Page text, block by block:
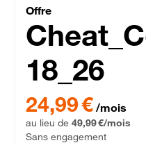
Offre
18_26
24,99 € /mois
au lieu de 49,99 €/mois
Sans engagement